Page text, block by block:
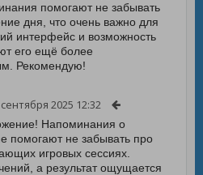
помогают не забывать
дня, что очень важно для
интерфейс и возможность
его ещё более
Рекомендую!
сентября 2025 12:32
Напоминания о
помогают не забывать про
игровых сессиях.
а результат ощущается